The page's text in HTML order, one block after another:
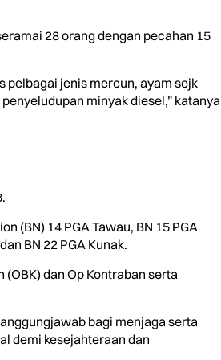
28 orang dengan pecahan 15
pelbagai jenis mercun, ayam sejk
minyak diesel,” katanya
(BN) 14 PGA Tawau, BN 15 PGA
BN 22 PGA Kunak.
dan Op Kontraban serta
bagi menjaga serta
demi kesejahteraan dan